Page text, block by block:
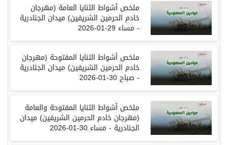
ملخص أشواط الثنايا العامة (مهرجان
خادم الحرمين الشريفين) ميدان الجنادرية
- مساء
ملخص أشواط الثنايا المفتوحة (مهرجان
خادم الحرمين الشريفين) ميدان الجنادرية
- صباح 30-01-2026
ملخص أشواط الثنايا المفتوحة والعامة
(مهرجان خادم الحرمين الشريفين) ميدان
الجنادرية - مساء